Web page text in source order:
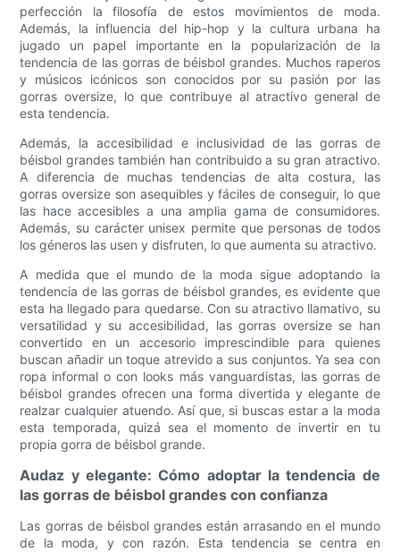
perfección la filosofía de estos movimientos de moda.
Además, la influencia del hip-hop y la cultura urbana ha
jugado un papel importante en la popularización de la
tendencia de las gorras de béisbol grandes. Muchos raperos
y músicos icónicos son conocidos por su pasión por las
gorras oversize, lo que contribuye al atractivo general de
esta tendencia.
Además, la accesibilidad e inclusividad de las gorras de
béisbol grandes también han contribuido a su gran atractivo.
A diferencia de muchas tendencias de alta costura, las
gorras oversize son asequibles y fáciles de conseguir, lo que
las hace accesibles a una amplia gama de consumidores.
Además, su carácter unisex permite que personas de todos
los géneros las usen y disfruten, lo que aumenta su atractivo.
A medida que el mundo de la moda sigue adoptando la
tendencia de las gorras de béisbol grandes, es evidente que
esta ha llegado para quedarse. Con su atractivo llamativo, su
versatilidad y su accesibilidad, las gorras oversize se han
convertido en un accesorio imprescindible para quienes
buscan añadir un toque atrevido a sus conjuntos. Ya sea con
ropa informal o con looks más vanguardistas, las gorras de
béisbol grandes ofrecen una forma divertida y elegante de
realzar cualquier atuendo. Así que, si buscas estar a la moda
esta temporada, quizá sea el momento de invertir en tu
propia gorra de béisbol grande.
Audaz y elegante: Cómo adoptar la tendencia de
las gorras de béisbol grandes con confianza
Las gorras de béisbol grandes están arrasando en el mundo
de la moda, y con razón. Esta tendencia se centra en